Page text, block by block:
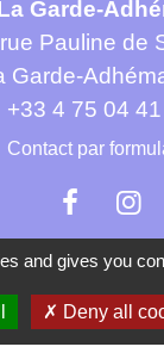
Garde-
Pauline de
Garde-
+33 4 75 04
Contact par
- Politique
and gives you
Deny all